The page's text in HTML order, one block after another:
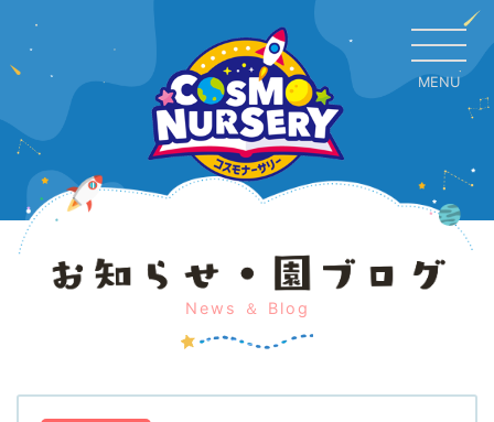
MENU
News ＆ Blog